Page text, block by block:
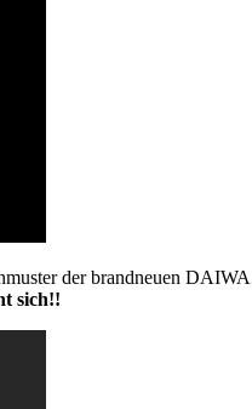
der brandneuen DAIWA
sich!!